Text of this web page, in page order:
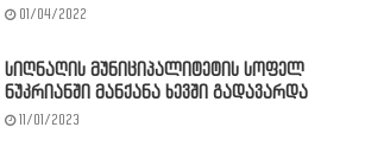
01/04/2022
სიღნაღის მუნიციპალიტეტის სოფელ
ნუკრიანში მანქანა ხევში გადავარდა
11/01/2023